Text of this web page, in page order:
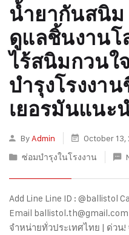
น้ำยากันสนิม
ดูแลชิ้นงานโ
ไร้สนิมกวนใ
บำรุงโรงงา
เยอรมันแนะ
By Admin
October 13,
ซ่อมบำรุงในโรงงาน
Add Line Line ID : @ballistol
Email
จำหน่ายทั่วประเทศไทย | ด่วน